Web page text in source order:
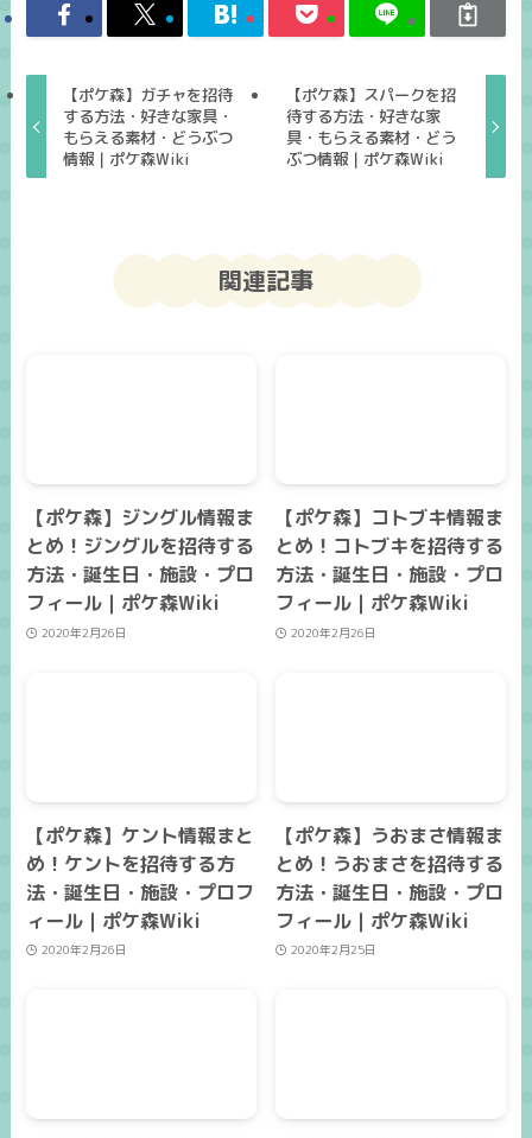
【ポケ森】ガチャを招待
する方法・好きな家具・
もらえる素材・どうぶつ
情報｜ポケ森Wiki
【ポケ森】スパークを招
待する方法・好きな家
具・もらえる素材・どう
ぶつ情報｜ポケ森Wiki
関連記事
【ポケ森】ジングル情報ま
とめ！ジングルを招待する
方法・誕生日・施設・プロ
フィール｜ポケ森Wiki
2020年2月26日
【ポケ森】コトブキ情報ま
とめ！コトブキを招待する
方法・誕生日・施設・プロ
フィール｜ポケ森Wiki
2020年2月26日
【ポケ森】ケント情報まと
め！ケントを招待する方
法・誕生日・施設・プロフ
ィール｜ポケ森Wiki
2020年2月26日
【ポケ森】うおまさ情報ま
とめ！うおまさを招待する
方法・誕生日・施設・プロ
フィール｜ポケ森Wiki
2020年2月25日